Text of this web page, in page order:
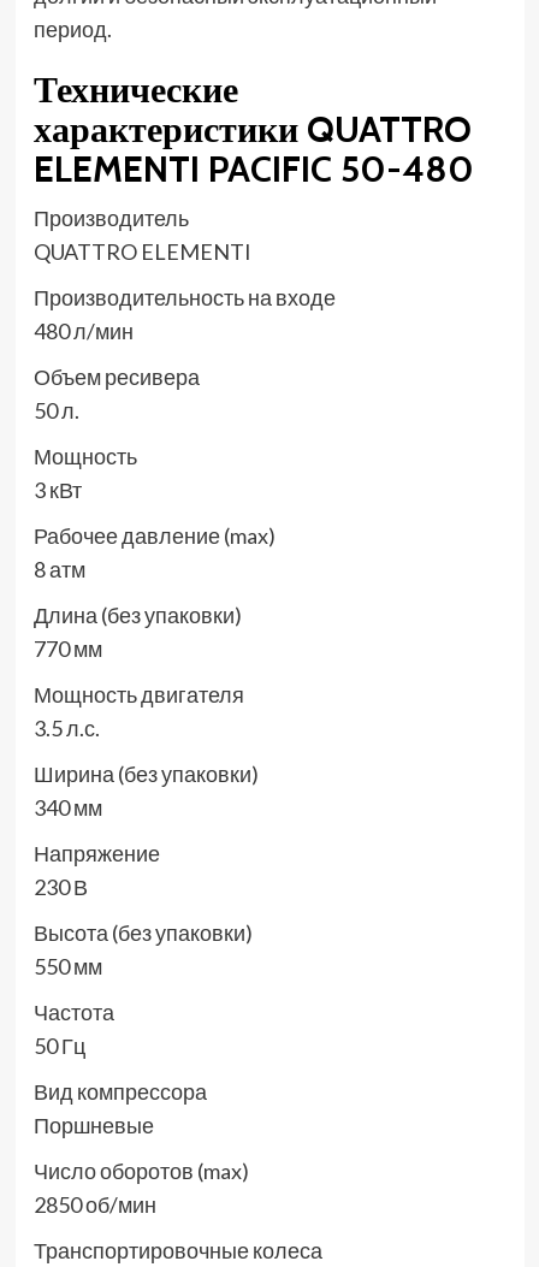
период.
Технические
характеристики QUATTRO
ELEMENTI PACIFIC 50-480
Производитель
QUATTRO ELEMENTI
Производительность на входе
480 л/мин
Объем ресивера
50 л.
Мощность
3 кВт
Рабочее давление (max)
8 атм
Длина (без упаковки)
770 мм
Мощность двигателя
3.5 л.с.
Ширина (без упаковки)
340 мм
Напряжение
230 В
Высота (без упаковки)
550 мм
Частота
50 Гц
Вид компрессора
Поршневые
Число оборотов (max)
2850 об/мин
Транспортировочные колеса